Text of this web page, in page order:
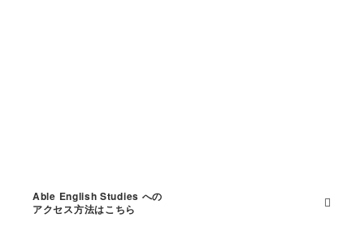
Able English Studies への
アクセス方法はこちら